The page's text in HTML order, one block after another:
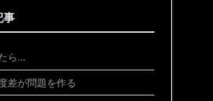
事
ら…
差が問題を作る